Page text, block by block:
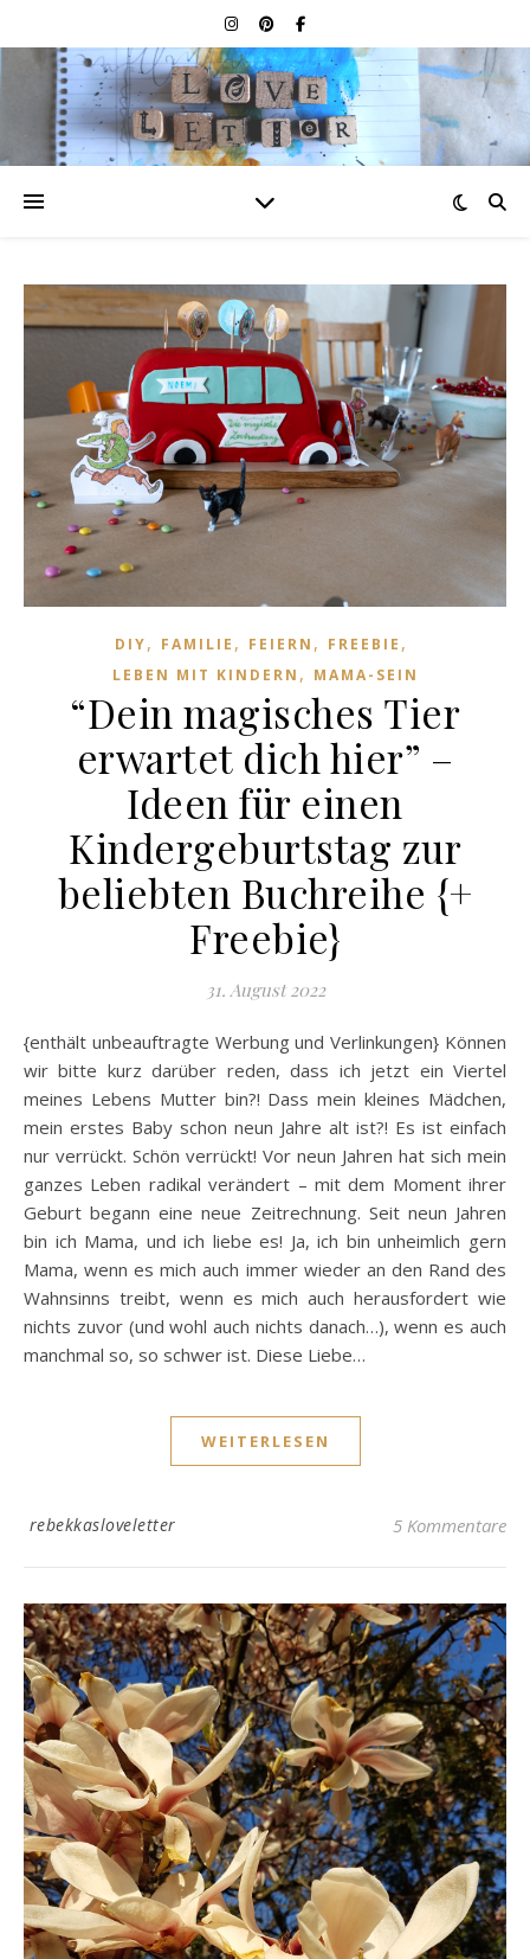
DIY, FAMILIE , FEIERN , FREEBIE ,
LEBEN MIT KINDERN , MAMA-SEIN
“Dein magisches Tier
erwartet dich hier” –
Ideen für einen
Kindergeburtstag zur
beliebten Buchreihe {+
Freebie}
31. August 2022
{enthält unbeauftragte Werbung und Verlinkungen} Können
wir bitte kurz darüber reden, dass ich jetzt ein Viertel
meines Lebens Mutter bin?! Dass mein kleines Mädchen,
mein erstes Baby schon neun Jahre alt ist?! Es ist einfach
nur verrückt. Schön verrückt! Vor neun Jahren hat sich mein
ganzes Leben radikal verändert – mit dem Moment ihrer
Geburt begann eine neue Zeitrechnung. Seit neun Jahren
bin ich Mama, und ich liebe es! Ja, ich bin unheimlich gern
Mama, wenn es mich auch immer wieder an den Rand des
Wahnsinns treibt, wenn es mich auch herausfordert wie
nichts zuvor (und wohl auch nichts danach…), wenn es auch
manchmal so, so schwer ist. Diese Liebe…
WEITERLESEN
rebekkasloveletter 5 Kommentare